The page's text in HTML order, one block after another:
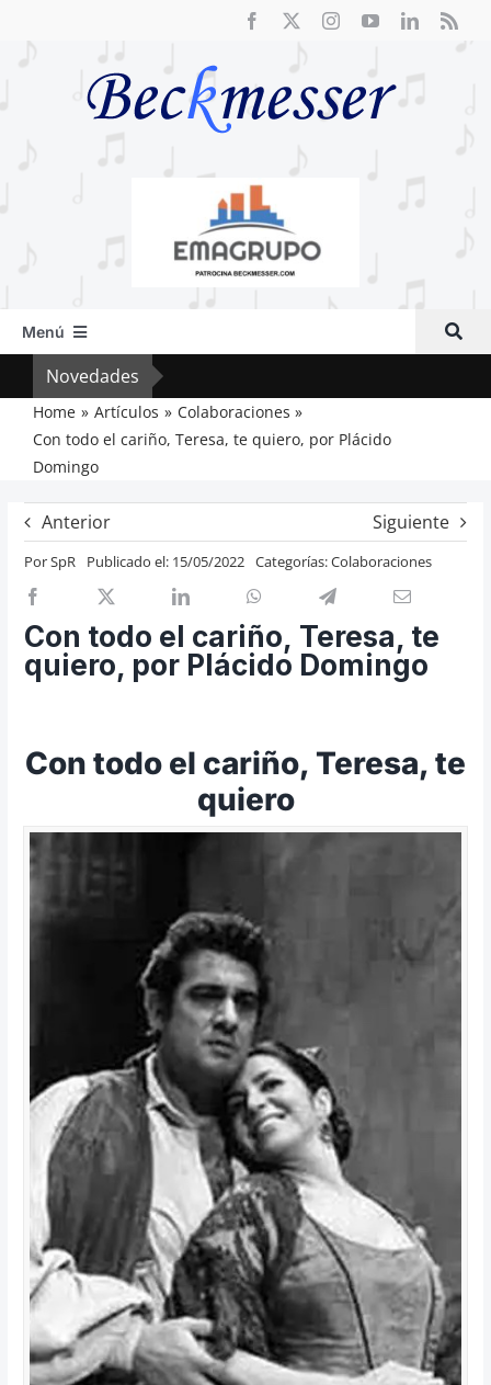
Menú
Inicio
Actual
Artículos
Previos de ópera
Entrevistas
Recomendación
Cosas de Beckmesser
Nosotros y privacidad
Novedades
Home Artículos
Colaboraciones
Con todo el cariño, Teresa, te quiero, por Plácido
Domingo
Anterior Siguiente
PorSpR Publicado el: 15/05/2022 Categorías:Colaboraciones
Con todo el cariño, Teresa, te
quiero, por Plácido Domingo
Con todo el cariño, Teresa, te
quiero